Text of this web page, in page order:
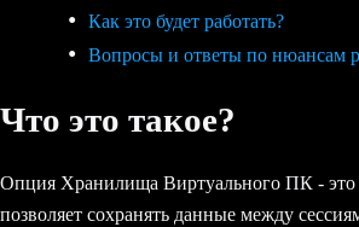
Как это будет работать?
Вопросы и ответы по нюансам
Что это такое?
Опция Хранилища Виртуального ПК - это
позволяет сохранять данные между